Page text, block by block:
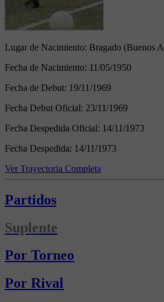
Lugar de Nacimiento: Bragado (Buenos
Fecha de Nacimiento: 11/05/1950
Fecha de Debut: 19/11/1969
Fecha Debut Oficial: 23/11/1969
Fecha Despedida Oficial: 14/11/1973
Fecha Despedida: 14/11/1973
Ver Trayectoria Completa
Partidos
Suplente
Por Torneo
Por Rival